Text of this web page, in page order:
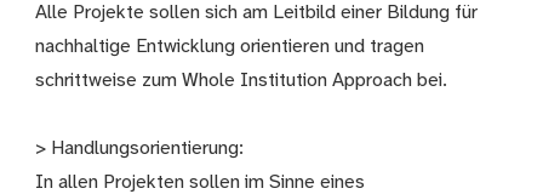
Alle Projekte sollen sich am Leitbild einer Bildung für
nachhaltige Entwicklung orientieren und tragen
schrittweise zum Whole Institution Approach bei.
> Handlungsorientierung:
In allen Projekten sollen im Sinne eines